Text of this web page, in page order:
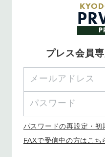
プレス会員
パスワードの再設定・初
FAXで受信中の方はこち